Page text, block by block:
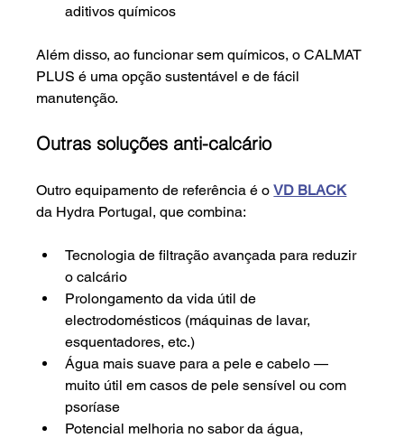
aditivos químicos
Além disso, ao funcionar sem químicos, o CALMAT
PLUS é uma opção sustentável e de fácil
manutenção.
Outras soluções anti-calcário
Outro equipamento de referência é o VD BLACK
da Hydra Portugal, que combina:
Tecnologia de filtração avançada para reduzir
o calcário
Prolongamento da vida útil de
electrodomésticos (máquinas de lavar,
esquentadores, etc.)
Água mais suave para a pele e cabelo —
muito útil em casos de pele sensível ou com
psoríase
Potencial melhoria no sabor da água,